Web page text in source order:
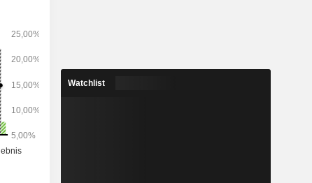
Link,
Remote
umfasst
an
System.
Nutzer
und Osia
App.
Watchlist